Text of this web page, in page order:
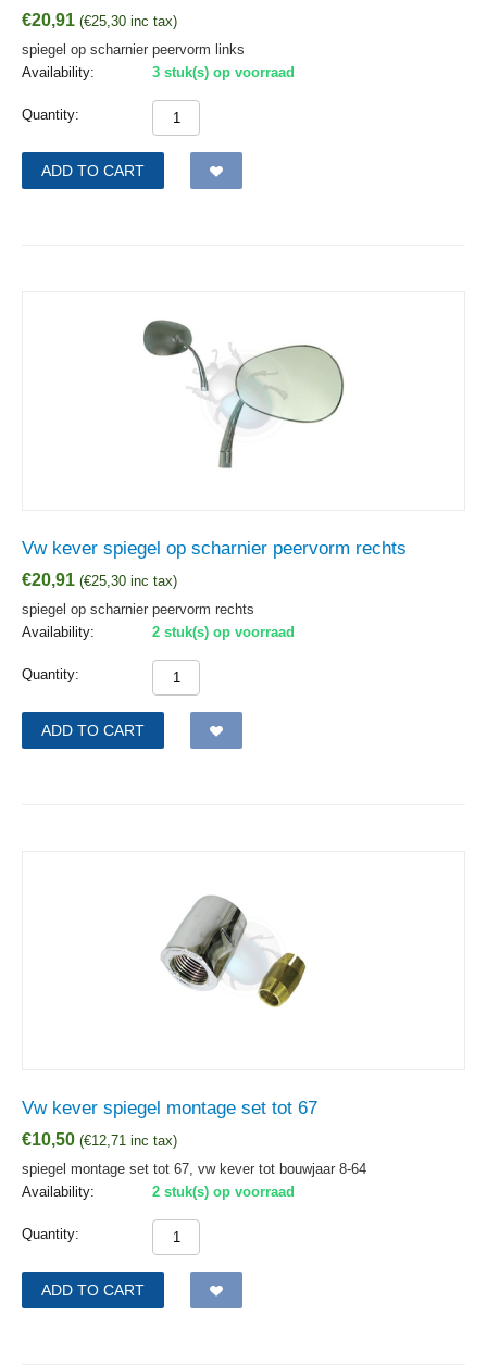
€20,91 (€25,30 inc tax)
spiegel op scharnier peervorm links
Availability:
3 stuk(s) op voorraad
Quantity:
ADD TO CART
Vw kever spiegel op scharnier peervorm rechts
€20,91 (€25,30 inc tax)
spiegel op scharnier peervorm rechts
Availability:
2 stuk(s) op voorraad
Quantity:
ADD TO CART
Vw kever spiegel montage set tot 67
€10,50 (€12,71 inc tax)
spiegel montage set tot 67, vw kever tot bouwjaar 8-64
Availability:
2 stuk(s) op voorraad
Quantity:
ADD TO CART